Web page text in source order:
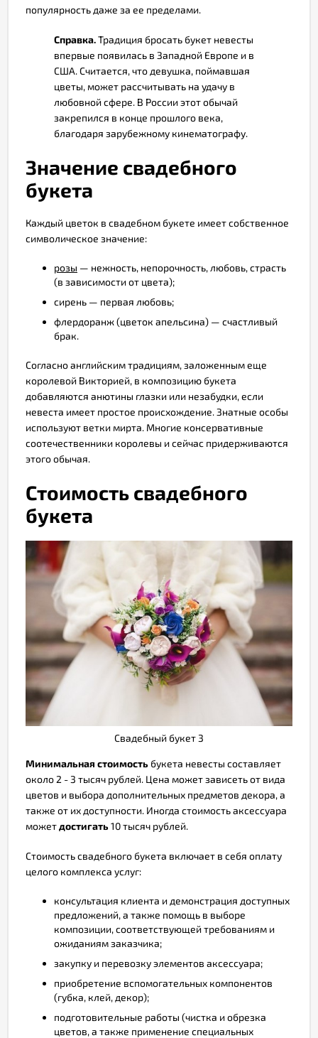
популярность даже за ее пределами.
Справка.Традиция бросать букет невесты
впервые появилась в Западной Европе и в
США. Считается, что девушка, поймавшая
цветы, может рассчитывать на удачу в
любовной сфере. В России этот обычай
закрепился в конце прошлого века,
благодаря зарубежному кинематографу.
Значение свадебного
букета
Каждый цветок в свадебном букете имеет собственное
символическое значение:
розы — нежность, непорочность, любовь, страсть
(в зависимости от цвета);
сирень — первая любовь;
флердоранж (цветок апельсина) — счастливый
брак.
Согласно английским традициям, заложенным еще
королевой Викторией, в композицию букета
добавляются анютины глазки или незабудки, если
невеста имеет простое происхождение. Знатные особы
используют ветки мирта. Многие консервативные
соотечественники королевы и сейчас придерживаются
этого обычая.
Стоимость свадебного
букета
Свадебный букет 3
Минимальная стоимость букета невесты составляет
около 2 - 3 тысяч рублей. Цена может зависеть от вида
цветов и выбора дополнительных предметов декора, а
также от их доступности. Иногда стоимость аксессуара
можетдостигать10 тысяч рублей.
Стоимость свадебного букета включает в себя оплату
целого комплекса услуг:
консультация клиента и демонстрация доступных
предложений, а также помощь в выборе
композиции, соответствующей требованиям и
ожиданиям заказчика;
закупку и перевозку элементов аксессуара;
приобретение вспомогательных компонентов
(губка, клей, декор);
подготовительные работы (чистка и обрезка
цветов, а также применение специальных